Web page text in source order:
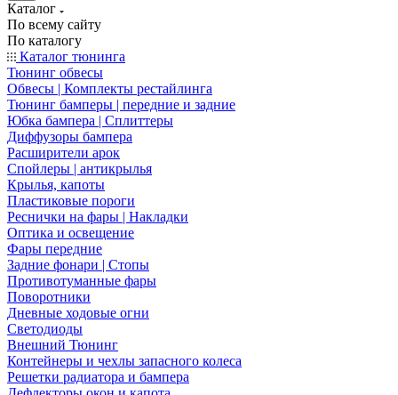
Каталог
По всему сайту
По каталогу
Каталог тюнинга
Тюнинг обвесы
Обвесы | Комплекты рестайлинга
Тюнинг бамперы | передние и задние
Юбка бампера | Сплиттеры
Диффузоры бампера
Расширители арок
Спойлеры | антикрылья
Крылья, капоты
Пластиковые пороги
Реснички на фары | Накладки
Оптика и освещение
Фары передние
Задние фонари | Стопы
Противотуманные фары
Поворотники
Дневные ходовые огни
Светодиоды
Внешний Тюнинг
Контейнеры и чехлы запасного колеса
Решетки радиатора и бампера